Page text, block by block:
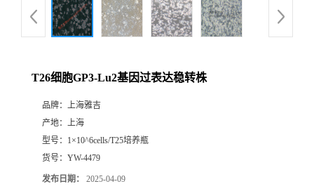
T26细胞GP3-Lu2基因过表达稳转株
品牌： 上海雅吉
产地： 上海
型号： 1×10^6cells/T25培养瓶
货号： YW-4479
发布日期： 2025-04-09